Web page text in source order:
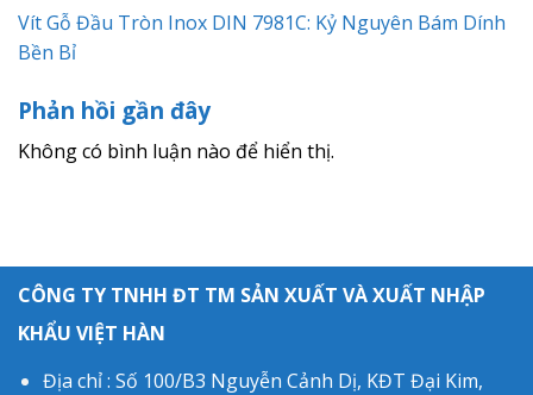
Vít Gỗ Đầu Tròn Inox DIN 7981C: Kỷ Nguyên Bám Dính
Bền Bỉ
Phản hồi gần đây
Không có bình luận nào để hiển thị.
CÔNG TY TNHH ĐT TM SẢN XUẤT VÀ XUẤT NHẬP
KHẨU VIỆT HÀN
Địa chỉ : Số 100/B3 Nguyễn Cảnh Dị, KĐT Đại Kim,